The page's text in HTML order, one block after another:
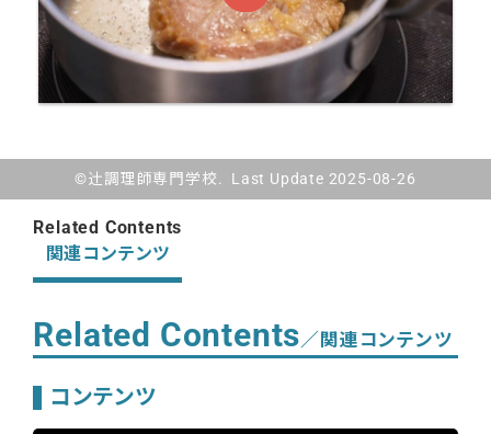
©辻󠄀調理師専門学校. Last Update 2025-08-26
Related Contents
関連コンテンツ
Related Contents／関連コンテンツ
コンテンツ